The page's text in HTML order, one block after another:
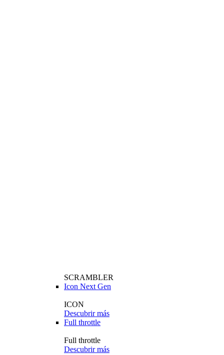
SCRAMBLER
Icon Next Gen
ICON
Descubrir más
Full throttle
Full throttle
Descubrir más